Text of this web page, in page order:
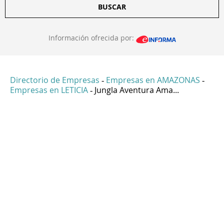
BUSCAR
Información ofrecida por:
Directorio de Empresas - Empresas en AMAZONAS -
Empresas en LETICIA - Jungla Aventura Ama...